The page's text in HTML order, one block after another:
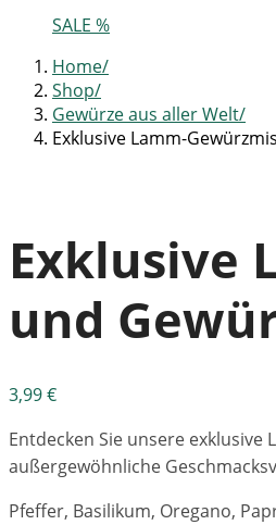
SALE %
Home
Shop
Gewürze aus aller Welt
Exklusive Lamm-
Exklusive
und
3,99€
Entdecken Sie unsere
außergewöhnliche
Pfeffer, Basilikum, Oregano,